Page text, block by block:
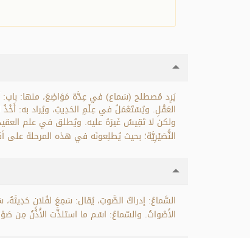
يَرِد مُصطلح (سَماع) في عِدَّة مَوَاضِعَ، منها: باب:
العَقْلِ. ويُسْتَعْمَلُ في عِلْمِ الحَدِيثِ، ويُراد به:
ولكن لا تَقِيسُ غَيرَهُ عليه. ويُطلق في علم
النُّصَيْرِيَّة؛ بحيث يُطلِعونَه في هذه المرحلة على
السَّماعُ: إدراكُ الصَّوتِ، يُقال: سَمِعَ لفُلانٍ
الأَصْواتُ. والسّماعُ: اسْم ما استلذَّت الأُذُنُ مِن